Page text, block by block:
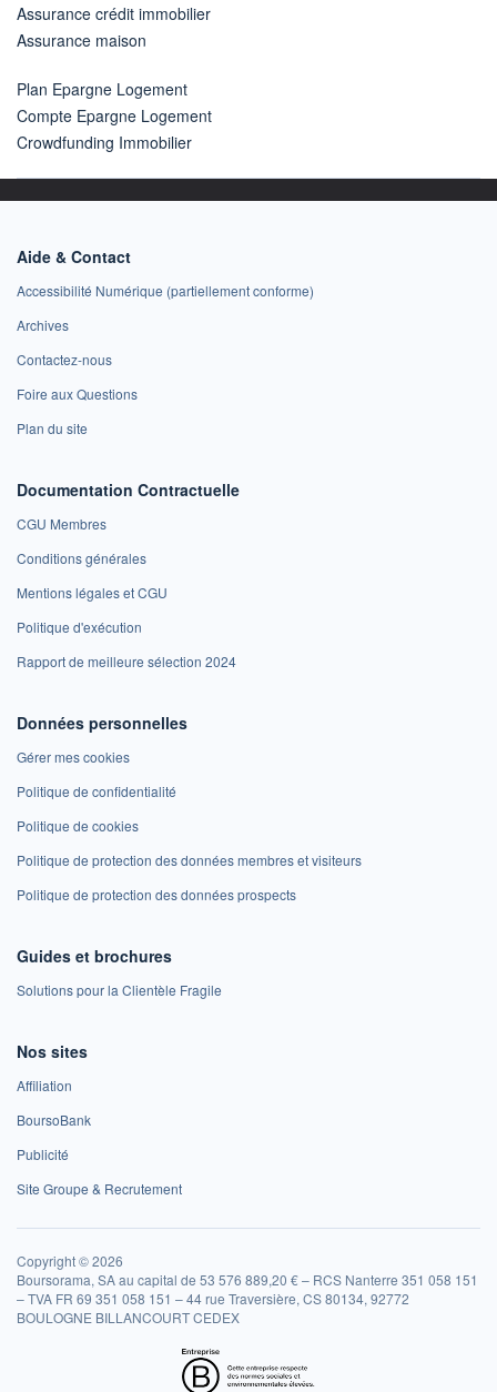
Assurance crédit immobilier
Assurance maison
Plan Epargne Logement
Compte Epargne Logement
Crowdfunding Immobilier
Aide & Contact
Accessibilité Numérique (partiellement conforme)
Archives
Contactez-nous
Foire aux Questions
Plan du site
Documentation Contractuelle
CGU Membres
Conditions générales
Mentions légales et CGU
Politique d'exécution
Rapport de meilleure sélection 2024
Données personnelles
Gérer mes cookies
Politique de confidentialité
Politique de cookies
Politique de protection des données membres et visiteurs
Politique de protection des données prospects
Guides et brochures
Solutions pour la Clientèle Fragile
Nos sites
Affiliation
BoursoBank
Publicité
Site Groupe & Recrutement
Copyright © 2026
Boursorama, SA au capital de 53 576 889,20 € – RCS Nanterre 351 058 151
– TVA FR 69 351 058 151 – 44 rue Traversière, CS 80134, 92772
BOULOGNE BILLANCOURT CEDEX